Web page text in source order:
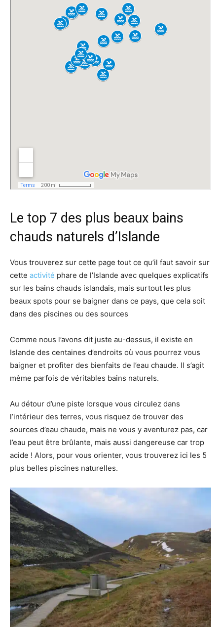
Le top 7 des plus beaux bains
chauds naturels d’Islande
Vous trouverez sur cette page tout ce qu’il faut savoir sur
cette activité phare de l’Islande avec quelques explicatifs
sur les bains chauds islandais, mais surtout les plus
beaux spots pour se baigner dans ce pays, que cela soit
dans des piscines ou des sources
Comme nous l’avons dit juste au-dessus, il existe en
Islande des centaines d’endroits où vous pourrez vous
baigner et profiter des bienfaits de l’eau chaude. Il s’agit
même parfois de véritables bains naturels.
Au détour d’une piste lorsque vous circulez dans
l’intérieur des terres, vous risquez de trouver des
sources d’eau chaude, mais ne vous y aventurez pas, car
l’eau peut être brûlante, mais aussi dangereuse car trop
acide ! Alors, pour vous orienter, vous trouverez ici les 5
plus belles piscines naturelles.